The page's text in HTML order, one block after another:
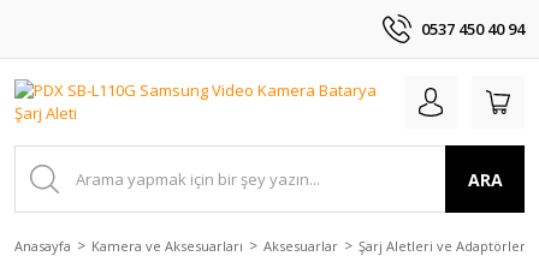
0537 450 40 94
ARA
Anasayfa Kamera ve Aksesuarları Aksesuarlar Şarj Aletleri ve Adaptörler